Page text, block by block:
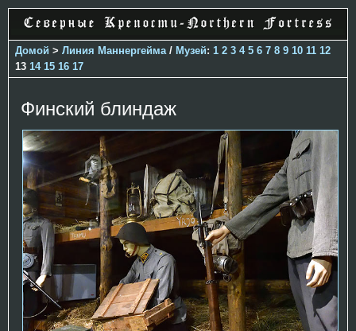
Домой > Линия Маннергейма / Музей: 1 2 3 4 5 6 7 8 9 10 11 12
13 14 15 16 17
Финский блиндаж